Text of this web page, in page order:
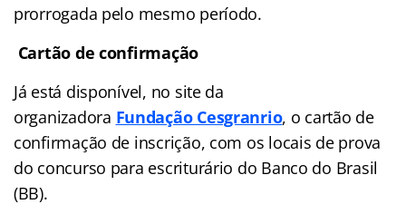
prorrogada pelo mesmo período.
Cartão de confirmação
Já está disponível, no site da
organizadora Fundação Cesgranrio, o cartão de
confirmação de inscrição, com os locais de prova
do concurso para escriturário do Banco do Brasil
(BB).